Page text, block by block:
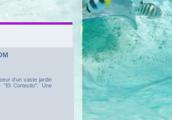
d’un vaste jardin
"El Cortecito". Une